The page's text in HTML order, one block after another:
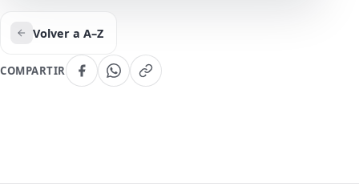
Volver a A–Z
COMPARTIR